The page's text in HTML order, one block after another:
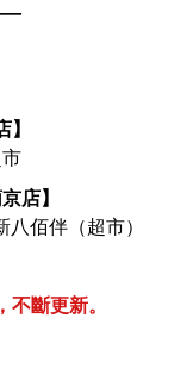
店】
佰伴（超市）
斷更新。